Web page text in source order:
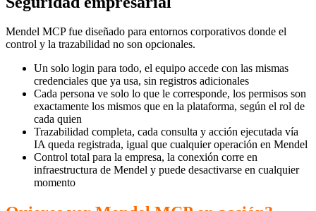
Mendel MCP fue diseñado para entornos corporativos donde el
control y la trazabilidad no son opcionales.
Un solo login para todo, el equipo accede con las mismas
credenciales que ya usa, sin registros adicionales
Cada persona ve solo lo que le corresponde, los permisos son
exactamente los mismos que en la plataforma, según el rol de
cada quien
Trazabilidad completa, cada consulta y acción ejecutada vía
IA queda registrada, igual que cualquier operación en Mendel
Control total para la empresa, la conexión corre en
infraestructura de Mendel y puede desactivarse en cualquier
momento